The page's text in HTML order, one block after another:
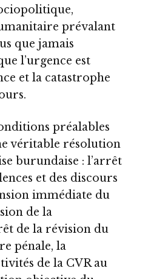
prévalant
que jamais
l’urgence est
et la catastrophe
préalables
véritable résolution
burundaise : l’arrêt
et des discours
immédiate du
de la
de la révision du
pénale, la
de la CVR au